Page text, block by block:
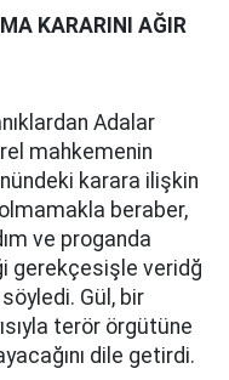
KARARINI AĞIR
Adalar
mahkemenin
karara ilişkin
beraber,
ve proganda
gerekçesişle veridğ
Gül, bir
terör örgütüne
dile getirdi.